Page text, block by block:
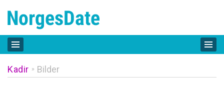
Kadir » Bilder